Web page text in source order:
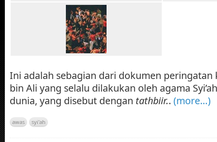
Ini adalah sebagian dari dokumen peringatan
bin Ali yang selalu dilakukan oleh agama
dunia, yang disebut dengan tathbiir.. (more…)
awas syi'ah